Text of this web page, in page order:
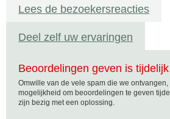
Lees de bezoekersreacties
Deel zelf uw ervaringen
Beoordelingen geven is
Omwille van de vele spam die we
mogelijkheid om beoordelingen te geven
zijn bezig met een oplossing.